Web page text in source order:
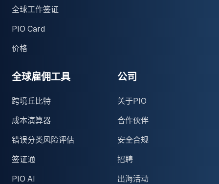
全球工作签证
PIO Card
价格
全球雇佣工具
跨境丘比特
成本演算器
错误分类风险评估
签证通
PIO AI
公司
关于PIO
合作伙伴
安全合规
招聘
出海活动